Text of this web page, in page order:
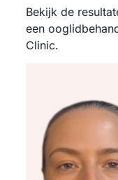
Bekijk de
een
Clinic.